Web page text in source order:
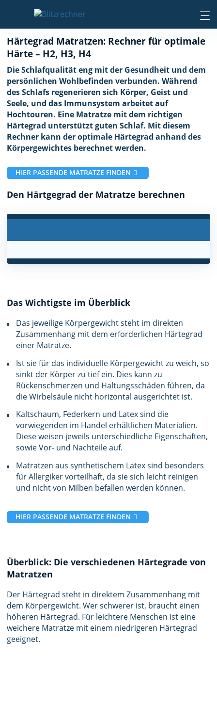
Härtegrad Matratzen: Rechner für optimale
Härte – H2, H3, H4
Die Schlafqualität eng mit der Gesundheit und dem
persönlichen Wohlbefinden verbunden. Während
des Schlafs regenerieren sich Körper, Geist und
Seele, und das Immunsystem arbeitet auf
Hochtouren. Eine Matratze mit dem richtigen
Härtegrad unterstützt guten Schlaf. Mit diesem
Rechner kann der optimale Härtegrad anhand des
Körpergewichtes berechnet werden.
HIER PASSENDE MATRATZE FINDEN
Den Härtgegrad der Matratze berechnen
Das Wichtigste im Überblick
Das jeweilige Körpergewicht steht im direkten
Zusammenhang mit dem erforderlichen Härtegrad
einer Matratze.
Ist sie für das individuelle Körpergewicht zu weich, so
sinkt der Körper zu tief ein. Dies kann zu
Rückenschmerzen und Haltungsschäden führen, da
die Wirbelsäule nicht horizontal ausgerichtet ist.
Kaltschaum, Federkern und Latex sind die
vorwiegenden im Handel erhältlichen Materialien.
Diese weisen jeweils unterschiedliche Eigenschaften,
sowie Vor- und Nachteile auf.
Matratzen aus synthetischem Latex sind besonders
für Allergiker vorteilhaft, da sie sich leicht reinigen
und nicht von Milben befallen werden können.
HIER PASSENDE MATRATZE FINDEN
Überblick: Die verschiedenen Härtegrade von
Matratzen
Der Härtegrad steht in direktem Zusammenhang mit
dem Körpergewicht. Wer schwerer ist, braucht einen
höheren Härtegrad. Für leichtere Menschen ist eine
weichere Matratze mit einem niedrigeren Härtegrad
geeignet.